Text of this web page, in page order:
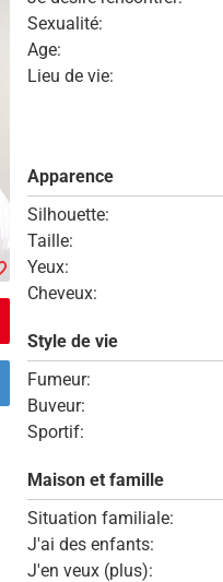
Sexualité:
Age:
Lieu de vie:
Apparence
Silhouette:
Taille:
Yeux:
Cheveux:
Style de vie
Fumeur:
Buveur:
Sportif:
Maison et famille
Situation familiale:
J'ai des enfants:
J'en veux (plus):